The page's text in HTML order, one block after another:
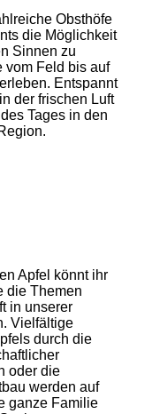
Obsthöfe
die Möglichkeit
Sinnen zu
vom Feld bis auf
Entspannt
der frischen Luft
Tages in den
Apfel könnt ihr
die Themen
in unserer
Vielfältige
durch die
oder die
werden auf
ganze Familie